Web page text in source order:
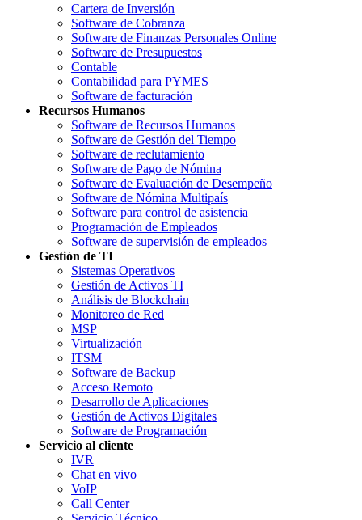
Cartera de Inversión
Software de Cobranza
Software de Finanzas Personales Online
Software de Presupuestos
Contable
Contabilidad para PYMES
Software de facturación
Recursos Humanos
Software de Recursos Humanos
Software de Gestión del Tiempo
Software de reclutamiento
Software de Pago de Nómina
Software de Evaluación de Desempeño
Software de Nómina Multipaís
Software para control de asistencia
Programación de Empleados
Software de supervisión de empleados
Gestión de TI
Sistemas Operativos
Gestión de Activos TI
Análisis de Blockchain
Monitoreo de Red
MSP
Virtualización
ITSM
Software de Backup
Acceso Remoto
Desarrollo de Aplicaciones
Gestión de Activos Digitales
Software de Programación
Servicio al cliente
IVR
Chat en vivo
VoIP
Call Center